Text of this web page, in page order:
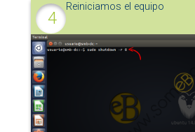
Reiniciamos el equipo